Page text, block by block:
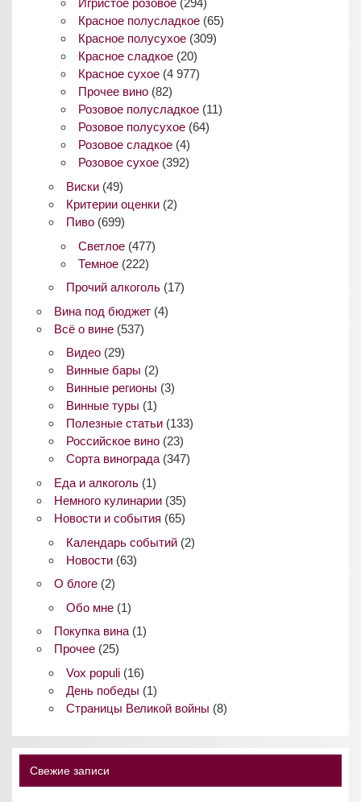
Игристое розовое (294)
Красное полусладкое (65)
Красное полусухое (309)
Красное сладкое (20)
Красное сухое (4 977)
Прочее вино (82)
Розовое полусладкое (11)
Розовое полусухое (64)
Розовое сладкое (4)
Розовое сухое (392)
Виски(49)
Критерии оценки(2)
Пиво(699)
Светлое (477)
Темное (222)
Прочий алкоголь(17)
Вина под бюджет(4)
Всё о вине(537)
Видео(29)
Винные бары (2)
Винные регионы (3)
Винные туры (1)
Полезные статьи(133)
Российское вино(23)
Сорта винограда(347)
Еда и алкоголь(1)
Немного кулинарии(35)
Новости и события (65)
Календарь событий(2)
Новости(63)
О блоге(2)
Обо мне(1)
Покупка вина(1)
Прочее(25)
Vox populi(16)
День победы (1)
Страницы Великой войны (8)
Свежие записи